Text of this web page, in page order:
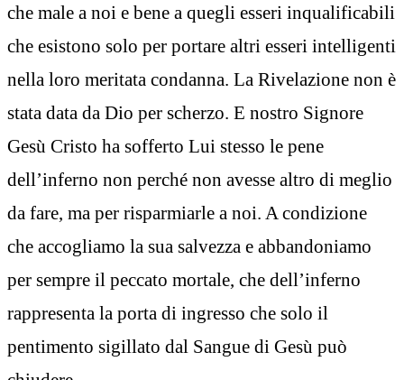
che male a noi e bene a quegli esseri inqualificabili
che esistono solo per portare altri esseri intelligenti
nella loro meritata condanna. La Rivelazione non è
stata data da Dio per scherzo. E nostro Signore
Gesù Cristo ha sofferto Lui stesso le pene
dell’inferno non perché non avesse altro di meglio
da fare, ma per risparmiarle a noi. A condizione
che accogliamo la sua salvezza e abbandoniamo
per sempre il peccato mortale, che dell’inferno
rappresenta la porta di ingresso che solo il
pentimento sigillato dal Sangue di Gesù può